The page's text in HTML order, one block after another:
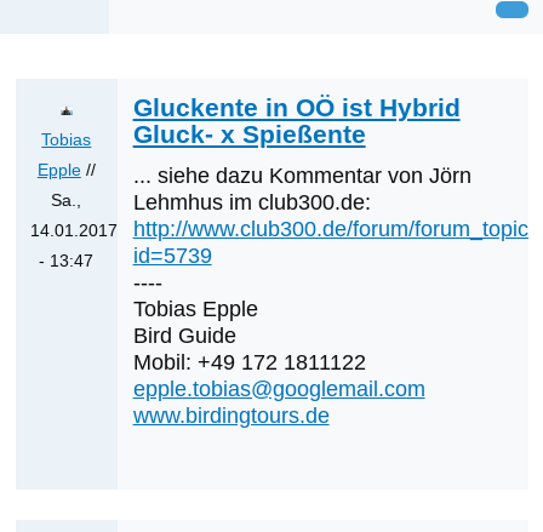
Tobias
Epple//
Sa.,
14.01.2017
- 13:47
Gluckente in OÖ ist Hybrid
Gluck- x Spießente
... siehe dazu Kommentar von Jörn
Lehmhus im club300.de:
http://www.club300.de/forum/
id=5739
----
Tobias Epple
Bird Guide
Mobil: +49 172 1811122
epple.tobias@googlemail.com
www.birdingtours.de